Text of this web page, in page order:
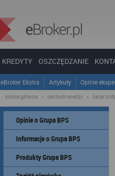
KREDYTY OSZCZĘDZANIE
eBroker Ekstra Artykuły Opinie
strona główna » centrum wiedzy » baza
Opinie o Grupa BPS
Informacje o Grupa BPS
Produkty Grupa BPS